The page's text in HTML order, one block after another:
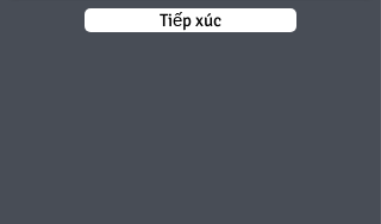
Tiếp xúc